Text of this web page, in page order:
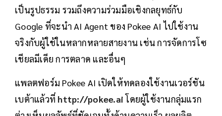
เป็นรูปธรรม รวมถึงความร่วมมือเชิงกลยุทธ์กับ
Google ที่จะนำ AI Agent ของ Pokee AI ไปใช้งาน
จริงกับผู้ใช้ในหลากหลายสายงาน เช่น การจัดการโซ
เชียลมีเดีย การตลาด และอื่นๆ
แพลตฟอร์ม Pokee AI เปิดให้ทดลองใช้งานเวอร์ชัน
เบต้าแล้วที่ http://pokee.aiโดยผู้ใช้งานกลุ่มแรก